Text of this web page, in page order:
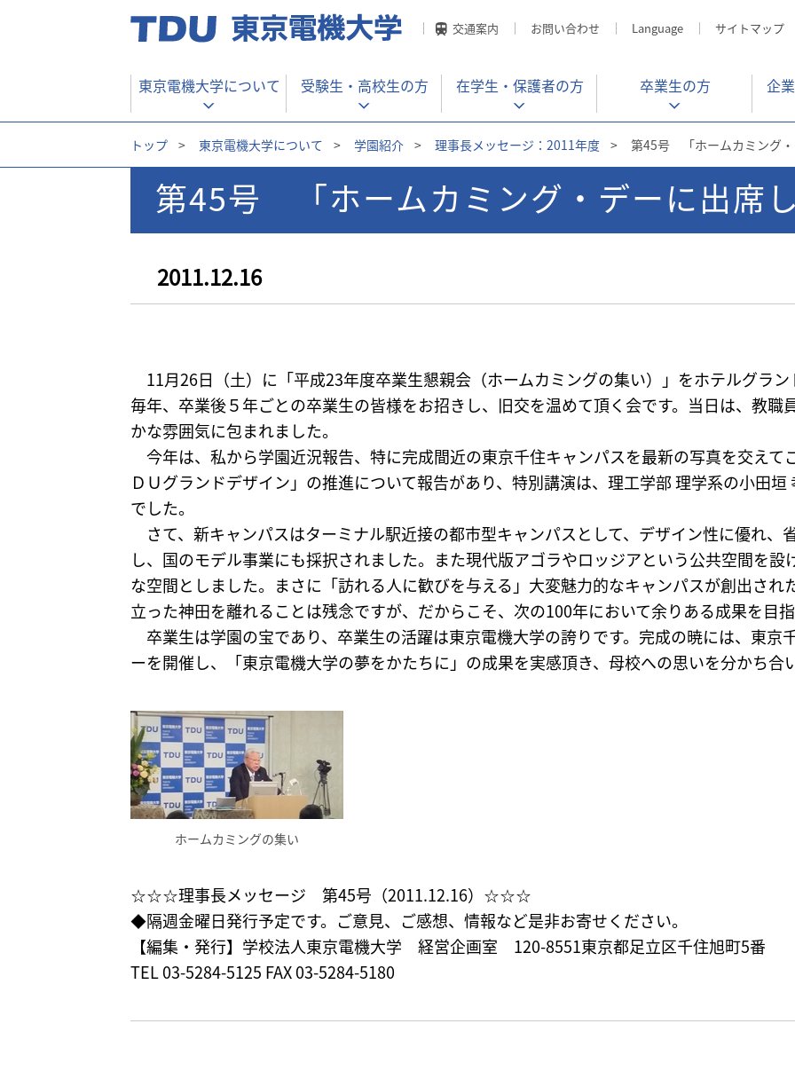
交通案内 お問い合わせ Language サイトマップ
東京電機大学について 受験生・ 高校生の方 在学生・ 保護者の方 卒業生の方 企
トップ > 東京電機大学について > 学園紹介 > 理事長メッセージ：2011年度 > 第45号 「ホームカミング・
第45号 「ホームカミング・デーに出席し
2011.12.16
11月26日（土）に「平成23年度卒業生懇親会（ホームカミングの集い）」をホテルグラ
毎年、卒業後５年ごとの卒業生の皆様をお招きし、旧交を温めて頂く会です。当日は、教職
かな雰囲気に包まれました。
今年は、私から学園近況報告、特に完成間近の東京千住キャンパスを最新の写真を交えて
ＤＵグランドデザイン」の推進について報告があり、特別講演は、理工学部 理学系の小田垣
でした。
さて、新キャンパスはターミナル駅近接の都市型キャンパスとして、デザイン性に優れ、
し、国のモデル事業にも採択されました。また現代版アゴラやロッジアという公共空間を設
な空間としました。まさに「訪れる人に歓びを与える」大変魅力的なキャンパスが創出され
立った神田を離れることは残念ですが、だからこそ、次の100年において余りある成果を目指
卒業生は学園の宝であり、卒業生の活躍は東京電機大学の誇りです。完成の暁には、東京
ーを開催し、「東京電機大学の夢をかたちに」の成果を実感頂き、母校への思いを分かち合
ホームカミングの集い
☆☆☆理事長メッセージ 第45号（2011.12.16）☆☆☆
◆隔週金曜日発行予定です。ご意見、ご感想、情報など是非お寄せください。
【編集・発行】学校法人東京電機大学 経営企画室 120-8551東京都足立区千住旭町5番
TEL 03-5284-5125 FAX 03-5284-5180